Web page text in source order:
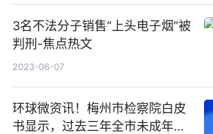
3名不法分子销售“上头电子烟”被
判刑-焦点热文
2023-06-07
环球微资讯！梅州市检察院白皮
书显示，过去三年全市未成年人